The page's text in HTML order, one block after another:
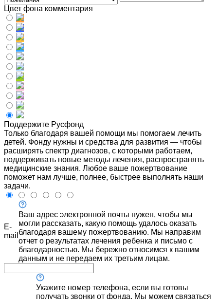
Цвет фона комментария
Поддержите Русфонд
Только благодаря вашей помощи мы помогаем лечить
детей. Фонду нужны и средства для развития — чтобы
расширять спектр диагнозов, с которыми работаем,
поддерживать новые методы лечения, распространять
медицинские знания. Любое ваше пожертвование
поможет нам лучше, полнее, быстрее выполнять наши
задачи.
E-
mail
Ваш адрес электронной почты нужен, чтобы мы
могли рассказать, какую помощь удалось оказать
благодаря вашему пожертвованию. Мы направим
отчет о результатах лечения ребенка и письмо с
благодарностью. Мы бережно относимся к вашим
данным и не передаем их третьим лицам.
Укажите номер телефона, если вы готовы
получать звонки от фонда. Мы можем связаться